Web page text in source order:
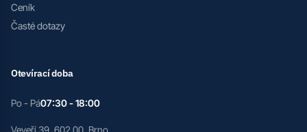
Ceník
Časté dotazy
Otevírací doba
Po - Pá07:30 - 18:00
Veveří 39, 602 00, Brno